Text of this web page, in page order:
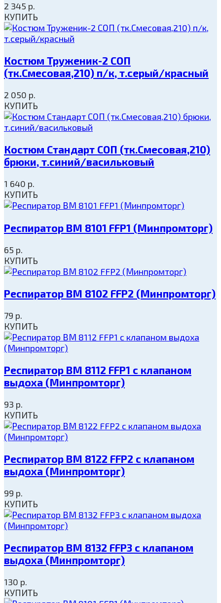
2 345 р.
КУПИТЬ
Костюм Труженик-2 СОП
(тк.Смесовая,210) п/к, т.серый/красный
2 050 р.
КУПИТЬ
Костюм Стандарт СОП (тк.Смесовая,210)
брюки, т.синий/васильковый
1 640 р.
КУПИТЬ
Респиратор ВМ 8101 FFP1 (Минпромторг)
65 р.
КУПИТЬ
Респиратор ВМ 8102 FFP2 (Минпромторг)
79 р.
КУПИТЬ
Респиратор ВМ 8112 FFP1 с клапаном
выдоха (Минпромторг)
93 р.
КУПИТЬ
Респиратор ВМ 8122 FFP2 с клапаном
выдоха (Минпромторг)
99 р.
КУПИТЬ
Респиратор ВМ 8132 FFP3 с клапаном
выдоха (Минпромторг)
130 р.
КУПИТЬ